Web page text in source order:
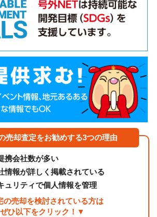
売却査定をお勧めする3つの理由
携会社数が多い
情報が詳しく掲載されている
ュリティで個人情報を管理
の売却を検討されている方は
ぜひ以下をクリック！▼